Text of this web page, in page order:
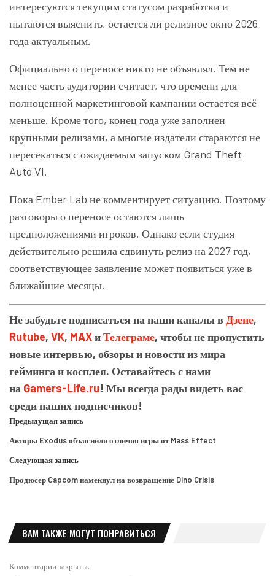
интересуются текущим статусом разработки и
пытаются выяснить, остается ли релизное окно 2026
года актуальным.
Официально о переносе никто не объявлял. Тем не
менее часть аудитории считает, что времени для
полноценной маркетинговой кампании остается всё
меньше. Кроме того, конец года уже заполнен
крупными релизами, а многие издатели стараются не
пересекаться с ожидаемым запуском Grand Theft
Auto VI.
Пока Ember Lab не комментирует ситуацию. Поэтому
разговоры о переносе остаются лишь
предположениями игроков. Однако если студия
действительно решила сдвинуть релиз на 2027 год,
соответствующее заявление может появиться уже в
ближайшие месяцы.
Не забудьте подписаться на наши каналы в Дзене,
Rutube, VK, MAXиТелеграме, чтобы не пропустить
новые интервью, обзоры и новости из мира
гейминга и косплея. Оставайтесь с нами
на Gamers-Life.ru! Мы всегда рады видеть вас
среди наших подписчиков!
Предыдущая запись
Авторы Exodus объяснили отличия игры от Mass Effect
Следующая запись
Продюсер Capcom намекнул на возвращение Dino Crisis
ВАМ ТАКЖЕ МОГУТ ПОНРАВИТЬСЯ
Комментарии закрыты.